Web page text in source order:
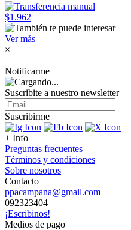
$1.962
Ver más
×
Notificarme
Suscribite a nuestro newsletter
Suscribirme
+ Info
Preguntas frecuentes
Términos y condiciones
Sobre nosotros
Contacto
ppacampana@gmail.com
092323404
¡Escribinos!
Medios de pago